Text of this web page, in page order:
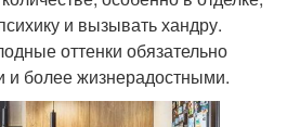
и вызывать хандру.
оттенки обязательно
и более жизнерадостными.